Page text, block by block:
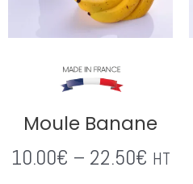
Moule Banane
10.00€ – 22.50€ HT